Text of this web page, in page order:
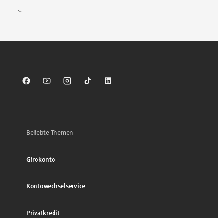
Sparkasse auf Facebook
Sparkasse auf Youtube
Sparkasse auf Instagram
Sparkasse auf TikTok
Sparkasse auf LinkedIn
Beliebte Themen
Girokonto
Kontowechselservice
Privatkredit